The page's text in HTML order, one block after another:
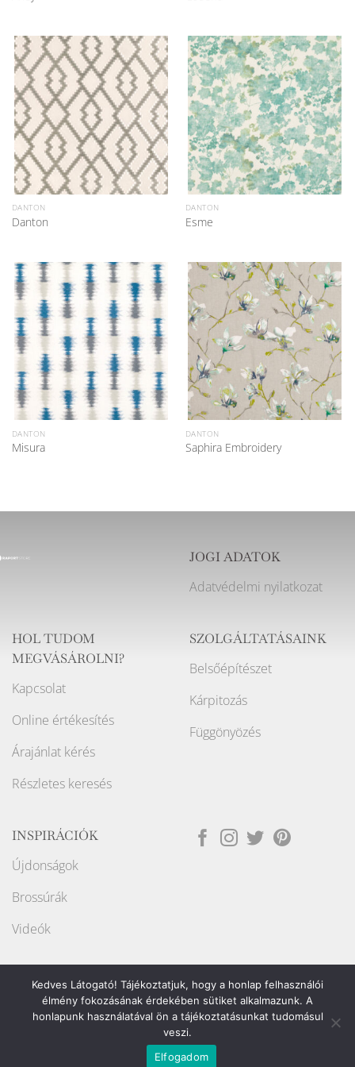
DANTON
Danton
DANTON
Esme
DANTON
Misura
DANTON
Saphira Embroidery
JOGI ADATOK
Adatvédelmi nyilatkozat
HOL TUDOM
MEGVÁSÁROLNI?
Kapcsolat
Online értékesítés
Árajánlat kérés
Részletes keresés
SZOLGÁLTATÁSAINK
Belsőépítészet
Kárpitozás
Függönyözés
INSPIRÁCIÓK
Újdonságok
Brossúrák
Videók
Weboldalt készítette:
Copyright ©2026Raport Store
Kedves Látogató! Tájékoztatjuk, hogy a honlap felhasználói
élmény fokozásának érdekében sütiket alkalmazunk. A
honlapunk használatával ön a tájékoztatásunkat tudomásul
veszi.
Elfogadom